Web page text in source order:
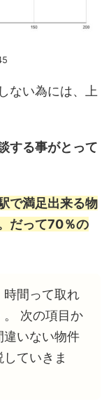
ない為には、上
する事がとって
で満足出来る物
だって70％の
時間って取れ
。 次の項目か
違いない物件
ていきま